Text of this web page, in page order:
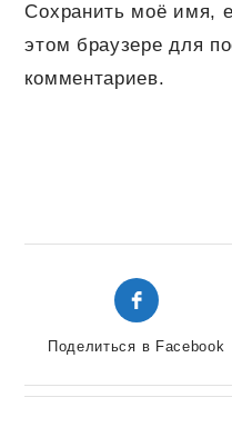
Сохранить моё имя,
этом браузере для
комментариев.
Открывается
в
окне
Поделиться в Facebook